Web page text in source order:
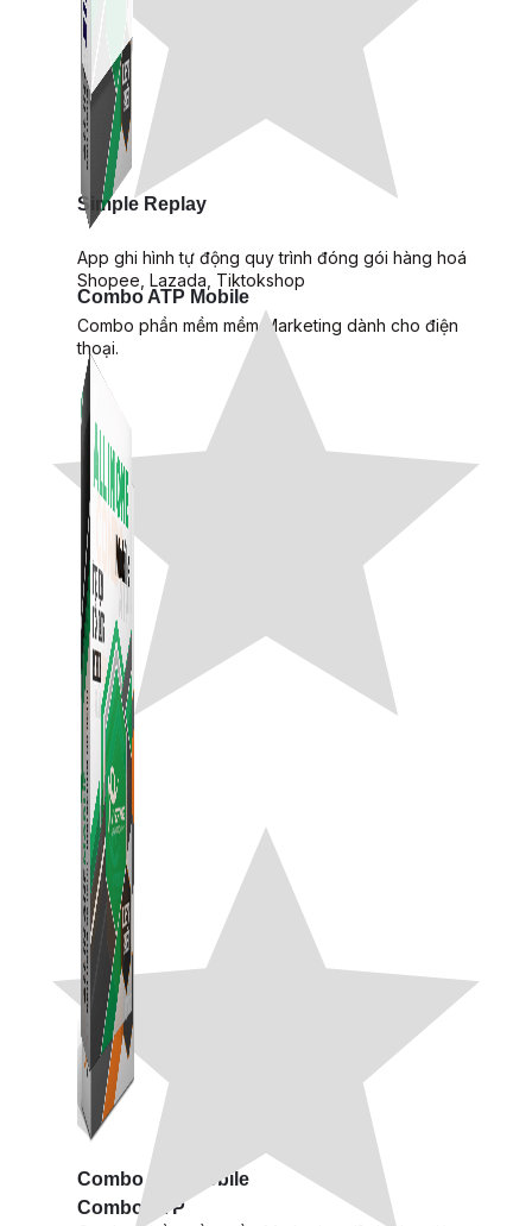
Combo ATP Mobile
Combo phần mềm mềm Marketing dành cho điện
thoại.
Combo ATP
Simple Replay
App ghi hình tự động quy trình đóng gói hàng hoá
Shopee, Lazada, Tiktokshop
Combo ATP Mobile